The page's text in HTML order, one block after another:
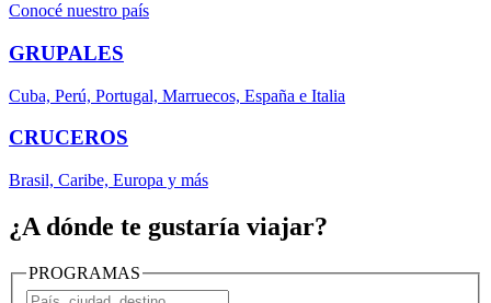
Conocé nuestro país
GRUPALES
Cuba, Perú, Portugal, Marruecos, España e Italia
CRUCEROS
Brasil, Caribe, Europa y más
¿A dónde te gustaría viajar?
PROGRAMAS